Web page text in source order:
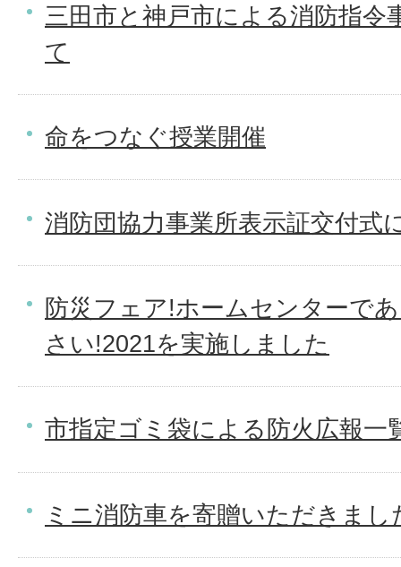
三田市と神戸市による消防指令
て
命をつなぐ授業開催
消防団協力事業所表示証交付式
防災フェア!ホームセンターで
さい!2021を実施しました
市指定ゴミ袋による防火広報一
ミニ消防車を寄贈いただきまし